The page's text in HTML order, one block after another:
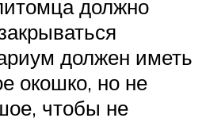
должно
должен иметь
окошко, но не
чтобы не